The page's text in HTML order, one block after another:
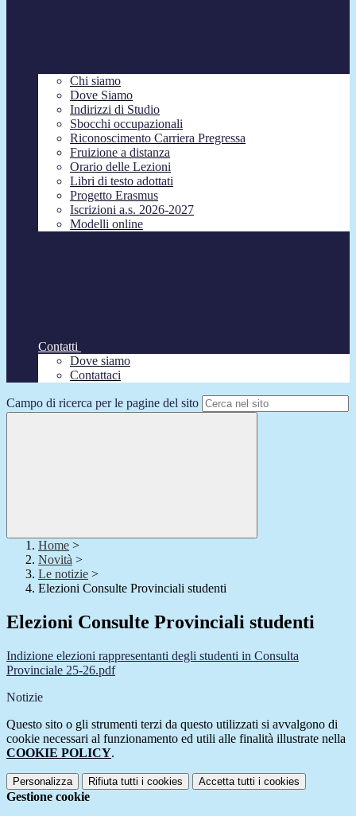
Chi siamo
Dove Siamo
Indirizzi di Studio
Sbocchi occupazionali
Riconoscimento Carriera Pregressa
Fruizione a distanza
Orario delle Lezioni
Libri di testo adottati
Progetto Erasmus
Iscrizioni a.s. 2026-2027
Modelli online
Contatti
Dove siamo
Contattaci
Campo di ricerca per le pagine del sito
Home >
Novità >
Le notizie >
Elezioni Consulte Provinciali studenti
Elezioni Consulte Provinciali studenti
Indizione elezioni rappresentanti degli studenti in Consulta
Provinciale 25-26.pdf
Notizie
Questo sito o gli strumenti terzi da questo utilizzati si avvalgono di
cookie necessari al funzionamento ed utili alle finalità illustrate nella
COOKIE POLICY.
Personalizza Rifiuta tutti i cookies Accetta tutti i cookies
Gestione cookie